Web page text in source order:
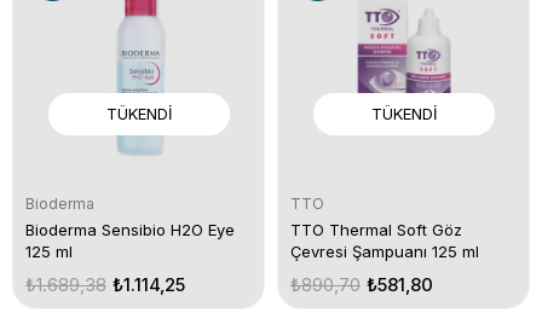
TÜKENDI
Bioderma
Bioderma Sensibio H2O Eye
125 ml
₺1.114,25
₺1.689,38
TÜKENDI
TTO
TTO Thermal Soft Göz
Çevresi Şampuanı 125 ml
₺581,80
₺890,70